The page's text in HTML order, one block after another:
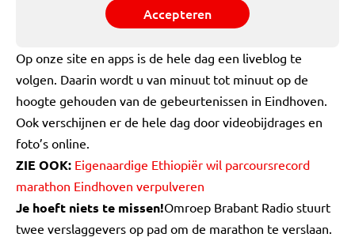
Accepteren
Op onze site en apps is de hele dag een liveblog te
volgen. Daarin wordt u van minuut tot minuut op de
hoogte gehouden van de gebeurtenissen in Eindhoven.
Ook verschijnen er de hele dag door videobijdrages en
foto’s online.
ZIE OOK: Eigenaardige Ethiopiër wil parcoursrecord
marathon Eindhoven verpulveren
Je hoeft niets te missen!Omroep Brabant Radio stuurt
twee verslaggevers op pad om de marathon te verslaan.